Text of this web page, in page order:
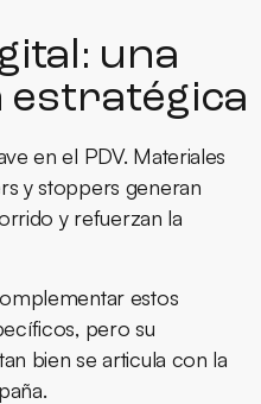
una
estratégica
en el PDV. Materiales
y stoppers generan
y refuerzan la
estos
pero su
bien se articula con la